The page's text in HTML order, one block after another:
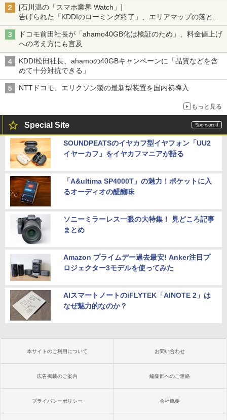
[石川温の「スマホ業界 Watch」]
告げられた「KDDIのローミング終了」、エリアマップの落とし
穴と楽天モバイルの課題
ドコモ前田社長が「ahamo40GB化は検証のため」、料金値上げ
への考え方にも言及
KDDI松田社長、ahamoの40GBキャンペーンに「品質などを含
めて十分対抗できる」
NTTドコモ、エリクソン製の最新型装置を国内初導入
もっと見る
Special Site
SOUNDPEATSのイヤカフ型イヤフォン「UU2
イヤーカフ」をイヤカフマニアが語る
「A&ultima SP4000T」の魅力！ポケットに入
るオーディオの醍醐味
ソニーミラーレス一眼の大特集！ 見どころ記事
まとめ
Amazon プライムデー過去最安! Anker注目プ
ロジェクター3モデルを使ってみた
AIスマートノートのiFLYTEK「AINOTE 2」は
なぜ魅力的なのか？
本サイトのご利用について お問い合わせ
広告掲載のご案内 編集部へのご連絡
プライバシーポリシー 会社概要